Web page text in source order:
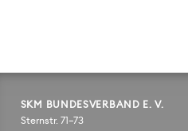
SKM BUNDESVERBAND E. V.
Sternstr. 71–73